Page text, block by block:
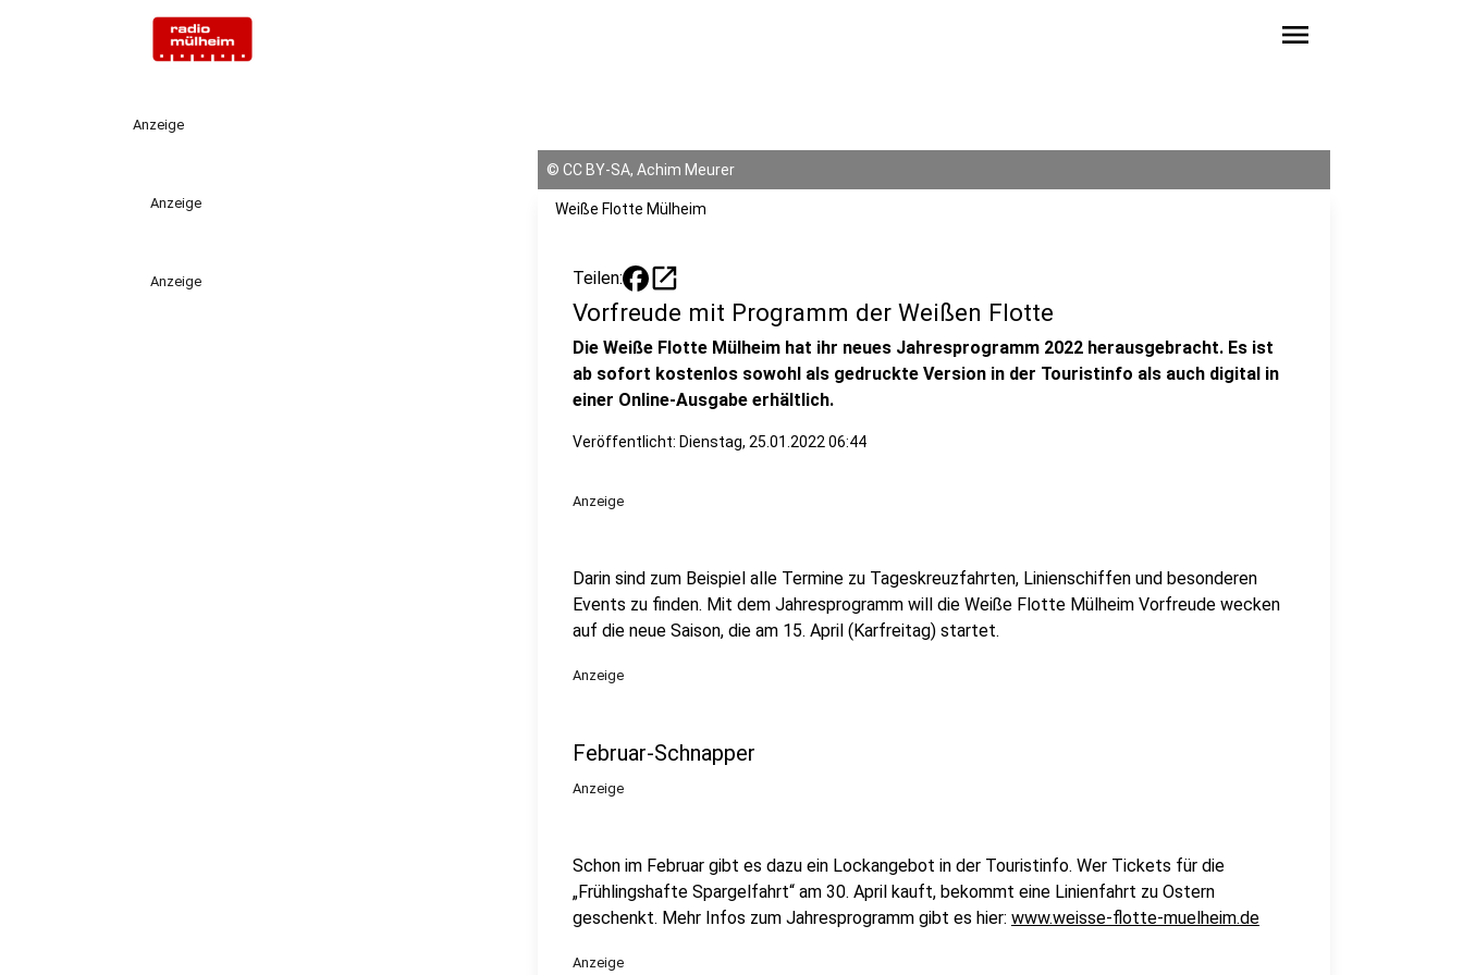
menu
Anzeige
Anzeige
Anzeige
© CC BY-SA, Achim Meurer
Weiße Flotte Mülheim
Teilen: open_in_new
Vorfreude mit Programm der Weißen Flotte
Die Weiße Flotte Mülheim hat ihr neues Jahresprogramm 2022 herausgebracht. Es ist
ab sofort kostenlos sowohl als gedruckte Version in der Touristinfo als auch digital in
einer Online-Ausgabe erhältlich.
Veröffentlicht: Dienstag, 25.01.2022 06:44
Anzeige
Darin sind zum Beispiel alle Termine zu Tageskreuzfahrten, Linienschiffen und besonderen
Events zu finden. Mit dem Jahresprogramm will die Weiße Flotte Mülheim Vorfreude wecken
auf die neue Saison, die am 15. April (Karfreitag) startet.
Anzeige
Februar-Schnapper
Anzeige
Schon im Februar gibt es dazu ein Lockangebot in der Touristinfo. Wer Tickets für die
„Frühlingshafte Spargelfahrt“ am 30. April kauft, bekommt eine Linienfahrt zu Ostern
geschenkt. Mehr Infos zum Jahresprogramm gibt es hier: www.weisse-flotte-muelheim.de
Anzeige